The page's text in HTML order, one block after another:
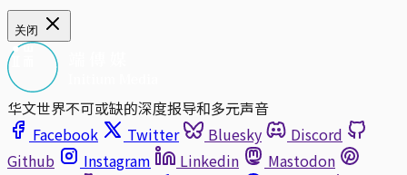
关闭
华文世界不可或缺的深度报导和多元声音
Facebook
Twitter Bluesky
Discord
Github
Instagram Linkedin
Mastodon